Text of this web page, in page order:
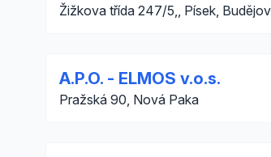
Žižkova třída 247/5,, Písek,
A.P.O. - ELMOS v.o.s.
Pražská 90, Nová Paka